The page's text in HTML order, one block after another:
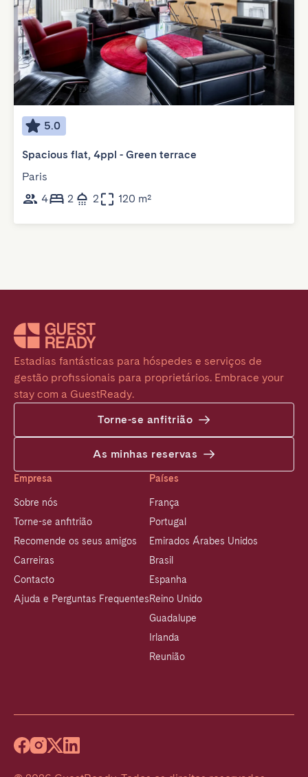
5.0
Spacious flat, 4ppl - Green terrace
Paris
4
2 2 120 m²
Estadias fantásticas para hóspedes e serviços de
gestão profissionais para proprietários. Embrace your
stay com a GuestReady.
Torne-se anfitrião
As minhas reservas
Empresa
Sobre nós
Torne-se anfitrião
Recomende os seus amigos
Carreiras
Contacto
Ajuda e Perguntas Frequentes
Países
França
Portugal
Emirados Árabes Unidos
Brasil
Espanha
Reino Unido
Guadalupe
Irlanda
Reunião